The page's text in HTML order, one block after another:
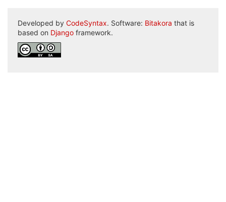
Developed by CodeSyntax. Software: Bitakora that is
based on Django framework.